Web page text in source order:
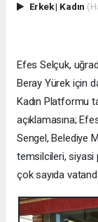
Erkek| Kadın
Efes Selçuk,
Beray Yürek için
Kadın Platformu
açıklamasına;
Sengel, Belediye
temsilcileri, siyasi
çok sayıda